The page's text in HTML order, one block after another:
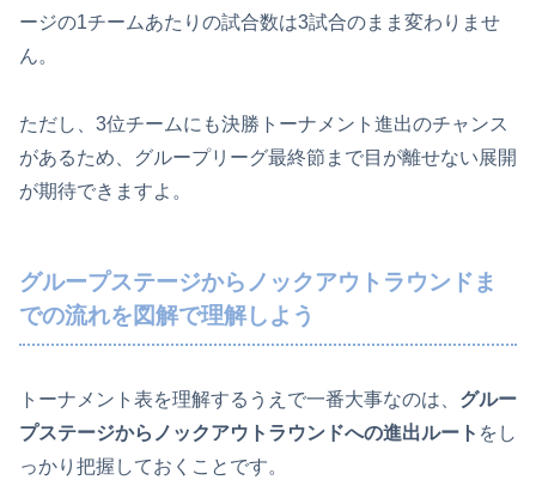
ージの1チームあたりの試合数は3試合のまま変わりませ
ん。
ただし、3位チームにも決勝トーナメント進出のチャンス
があるため、グループリーグ最終節まで目が離せない展開
が期待できますよ。
グループステージからノックアウトラウンドま
での流れを図解で理解しよう
トーナメント表を理解するうえで一番大事なのは、 グルー
プステージからノックアウトラウンドへの進出ルート をし
っかり把握しておくことです。